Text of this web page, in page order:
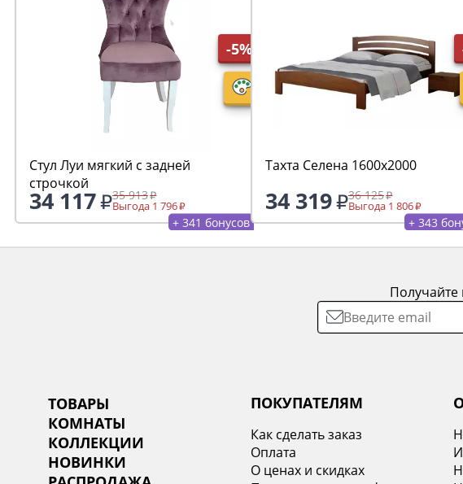
-5%
Стул Луи мягкий с задней
строчкой
34 117 35 913
Выгода 1 796
+ 341 бонусов
Тахта Селена 1600х2000
34 319 36 125
Выгода 1 806
+ 343
ТОВАРЫ
КОМНАТЫ
КОЛЛЕКЦИИ
НОВИНКИ
ПОКУПАТЕЛЯМ
Как сделать заказ
Оплата
О ценах и скидках